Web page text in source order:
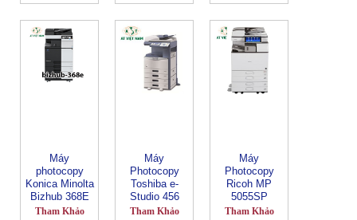
Máy
photocopy
Konica Minolta
Bizhub 368E
Tham Khảo
Máy
Photocopy
Toshiba e-
Studio 456
Tham Khảo
Máy
Photocopy
Ricoh MP
5055SP
Tham Khảo